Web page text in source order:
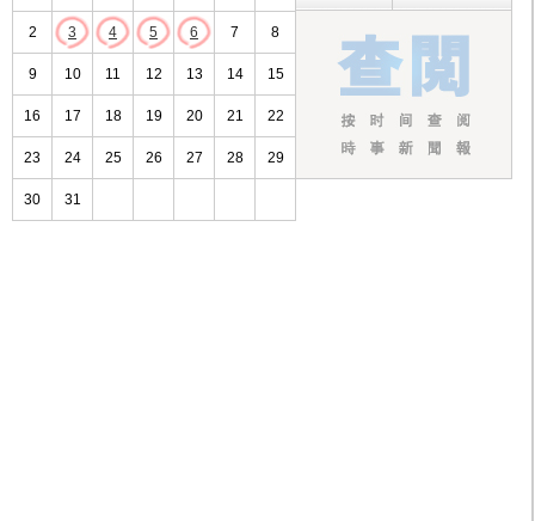
2 3 4 5 6 7 8
9 10 11 12 13 14 15
16 17 18 19 20 21 22
23 24 25 26 27 28 29
30 31